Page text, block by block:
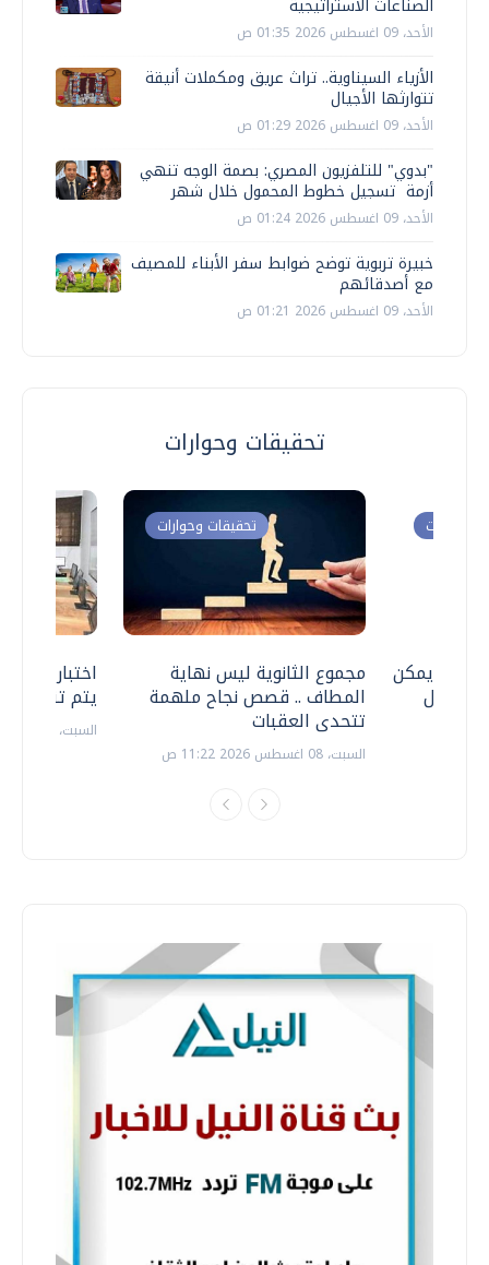
الصناعات الاستراتيجية
الأحد، 09 اغسطس 2026 01:35 ص
الأزياء السيناوية.. تراث عريق ومكملات أنيقة
تتوارثها الأجيال
الأحد، 09 اغسطس 2026 01:29 ص
"بدوي" للتلفزيون المصري: بصمة الوجه تنهي
أزمة تسجيل خطوط المحمول خلال شهر
الأحد، 09 اغسطس 2026 01:24 ص
خبيرة تربوية توضح ضوابط سفر الأبناء للمصيف
مع أصدقائهم
الأحد، 09 اغسطس 2026 01:21 ص
تحقيقات وحوارات
اختبارات
يتم
السبت، 18 يوليو 2026 09:22 ص
تحقيقات وحوارات
مجموع الثانوية ليس نهاية
المطاف .. قصص نجاح ملهمة
تتحدى العقبات
السبت، 08 اغسطس 2026 11:22 ص
وحوارات
.. هل يمكن
نتعامل